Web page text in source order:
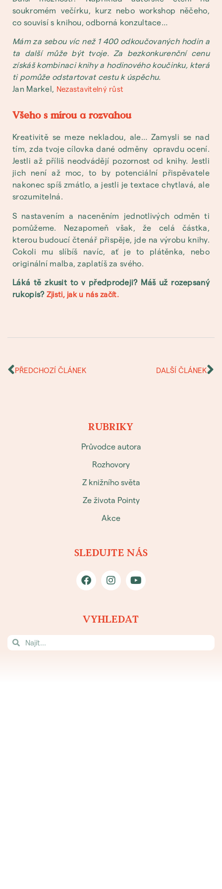
soukromém večírku, kurz nebo workshop něčeho,
co souvisí s knihou, odborná konzultace…
Mám za sebou víc než 1 400 odkoučovaných hodin a
ta další může být tvoje. Za bezkonkurenční cenu
získáš kombinaci knihy a hodinového koučinku, která
ti pomůže odstartovat cestu k úspěchu.
Jan Markel, Nezastavitelný růst
Všeho s mírou a rozvahou
Kreativitě se meze nekladou, ale… Zamysli se nad
tím, zda tvoje cílovka dané odměny opravdu ocení.
Jestli až příliš neodvádějí pozornost od knihy. Jestli
jich není až moc, to by potenciální přispěvatele
nakonec spíš zmátlo, a jestli je textace chytlavá, ale
srozumitelná.
S nastavením a naceněním jednotlivých odměn ti
pomůžeme. Nezapomeň však, že celá částka,
kterou budoucí čtenář přispěje, jde na výrobu knihy.
Cokoli mu slíbíš navíc, ať je to plátěnka, nebo
originální malba, zaplatíš za svého.
Láká tě zkusit to v předprodeji? Máš už rozepsaný
rukopis? Zjisti, jak u nás začít.
PŘEDCHOZÍ ČLÁNEK DALŠÍ ČLÁNEK
RUBRIKY
Průvodce autora
Rozhovory
Z knižního světa
Ze života Pointy
Akce
SLEDUJTE NÁS
VYHLEDAT